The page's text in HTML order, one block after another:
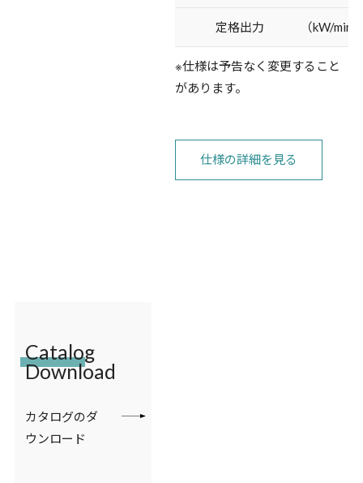
定格出力 （kW/min-1
※仕様は予告なく変更すること
があります。
仕様の詳細を見る
Catalog
Download
カタログのダ
ウンロード